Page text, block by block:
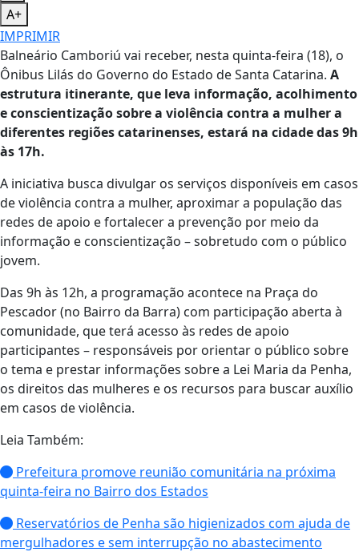
A+
IMPRIMIR
Balneário Camboriú vai receber, nesta quinta-feira (18), o
Ônibus Lilás do Governo do Estado de Santa Catarina. A
estrutura itinerante, que leva informação, acolhimento
e conscientização sobre a violência contra a mulher a
diferentes regiões catarinenses, estará na cidade das 9h
às 17h.
A iniciativa busca divulgar os serviços disponíveis em casos
de violência contra a mulher, aproximar a população das
redes de apoio e fortalecer a prevenção por meio da
informação e conscientização – sobretudo com o público
jovem.
Das 9h às 12h, a programação acontece na Praça do
Pescador (no Bairro da Barra) com participação aberta à
comunidade, que terá acesso às redes de apoio
participantes – responsáveis por orientar o público sobre
o tema e prestar informações sobre a Lei Maria da Penha,
os direitos das mulheres e os recursos para buscar auxílio
em casos de violência.
Leia Também:
Prefeitura promove reunião comunitária na próxima
quinta-feira no Bairro dos Estados
Reservatórios de Penha são higienizados com ajuda de
mergulhadores e sem interrupção no abastecimento